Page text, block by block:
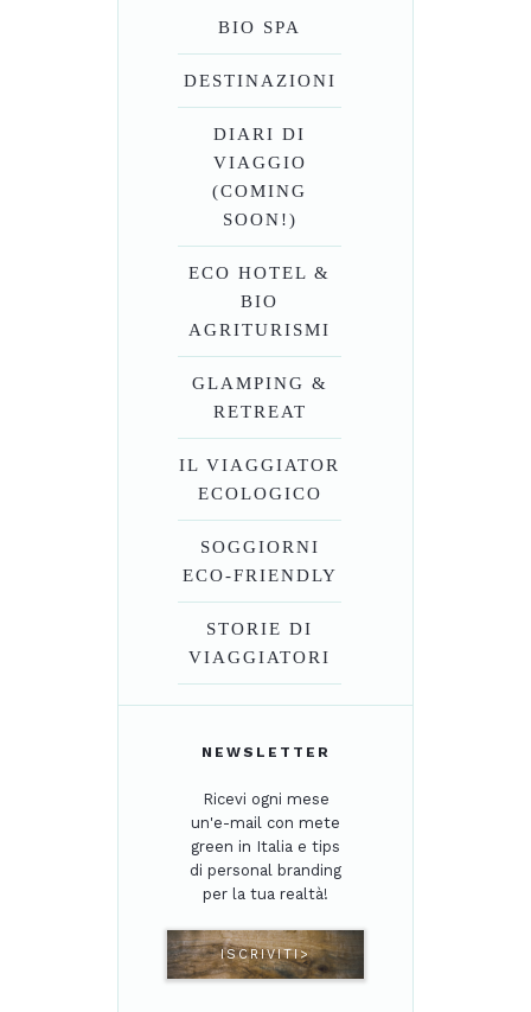
BIO SPA
DESTINAZIONI
DIARI DI
VIAGGIO
(COMING
SOON!)
ECO HOTEL &
BIO
AGRITURISMI
GLAMPING &
RETREAT
IL VIAGGIATOR
ECOLOGICO
SOGGIORNI
ECO-FRIENDLY
STORIE DI
VIAGGIATORI
NEWSLETTER
Ricevi ogni mese
un'e-mail con mete
green in Italia e tips
di personal branding
per la tua realtà!
ISCRIVITI>